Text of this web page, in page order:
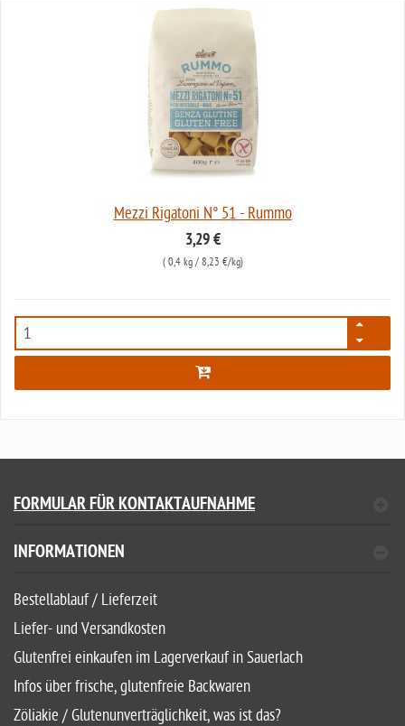
Mezzi Rigatoni N° 51 - Rummo
3,29 €
( 0,4 kg/ 8,23 €/kg)
5848
FORMULAR FÜR KONTAKTAUFNAHME
INFORMATIONEN
Bestellablauf / Lieferzeit
Liefer- und Versandkosten
Glutenfrei einkaufen im Lagerverkauf in Sauerlach
Infos über frische, glutenfreie Backwaren
Zöliakie / Glutenunverträglichkeit, was ist das?